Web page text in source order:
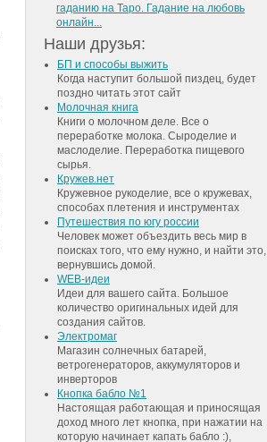
гаданию на Таро. Гадание на любовь
онлайн...
Наши друзья:
БП и способы выжить
Когда наступит большой пиздец, будет
поздно читать этот сайт
Молочная книга
Книги о молочном деле. Все о
переработке молока. Сыроделие и
маслоделие. Переработка пищевого
сырья.
Кружев.нет
Кружевное рукоделие, все о кружевах,
способах плетения и инструментах
Путешествия по югу россии
Человек может объездить весь мир в
поисках того, что ему нужно, и найти это,
вернувшись домой.
WEB-идеи
Идеи для вашего сайта. Большое
количество оригинальных идей для
создания сайтов.
Электромаг
Магазин солнечных батарей,
ветрогенераторов, аккумуляторов и
инверторов
Кнопка бабло №1
Настоящая работающая и приносящая
доход много лет кнопка, при нажатии на
которую начинает капать бабло :),